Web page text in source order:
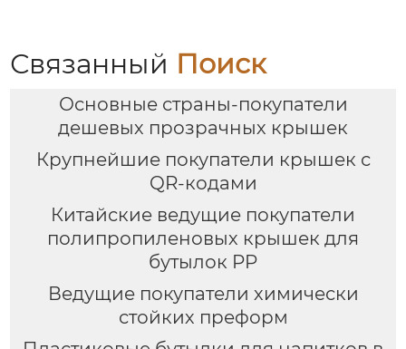
Связанный Поиск
Основные страны-покупатели
дешевых прозрачных крышек
Крупнейшие покупатели крышек с
QR-кодами
Китайские ведущие покупатели
полипропиленовых крышек для
бутылок PP
Ведущие покупатели химически
стойких преформ